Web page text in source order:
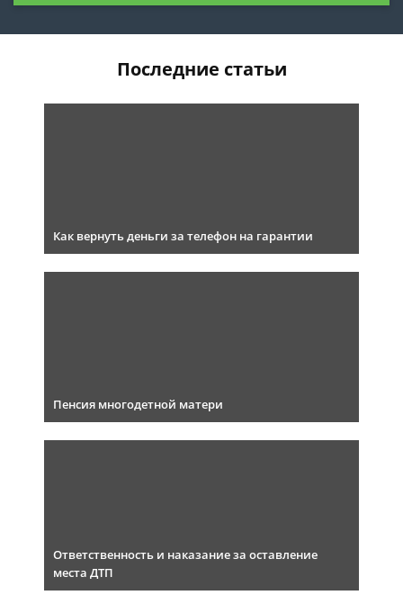
Последние статьи
Как вернуть деньги за телефон на гарантии
Пенсия многодетной матери
Ответственность и наказание за оставление
места ДТП